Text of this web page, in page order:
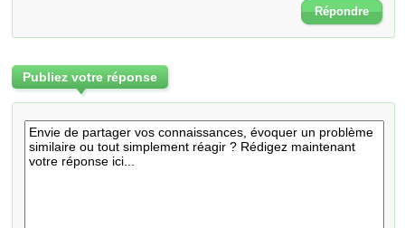
Répondre
Publiez votre réponse